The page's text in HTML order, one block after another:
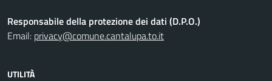
Responsabile della protezione dei dati (D.P.O.)
Email: privacy@comune.cantalupa.to.it
UTILITÀ